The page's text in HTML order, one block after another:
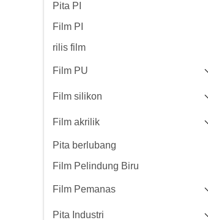
Pita PI
Film PI
rilis film
Film PU
Film silikon
Film akrilik
Pita berlubang
Film Pelindung Biru
Film Pemanas
Pita Industri